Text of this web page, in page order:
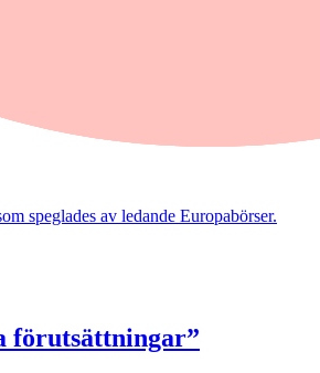
speglades av ledande Europabörser.
förutsättningar”